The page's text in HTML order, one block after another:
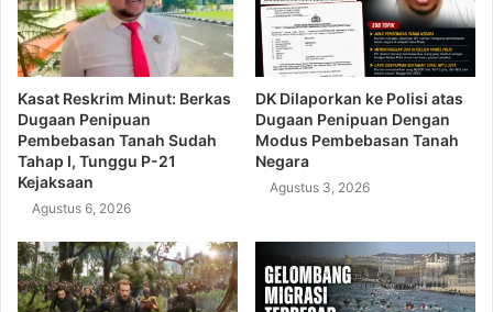
Kasat Reskrim Minut: Berkas
Dugaan Penipuan
Pembebasan Tanah Sudah
Tahap I, Tunggu P-21
Kejaksaan
Agustus 6, 2026
DK Dilaporkan ke Polisi atas
Dugaan Penipuan Dengan
Modus Pembebasan Tanah
Negara
Agustus 3, 2026